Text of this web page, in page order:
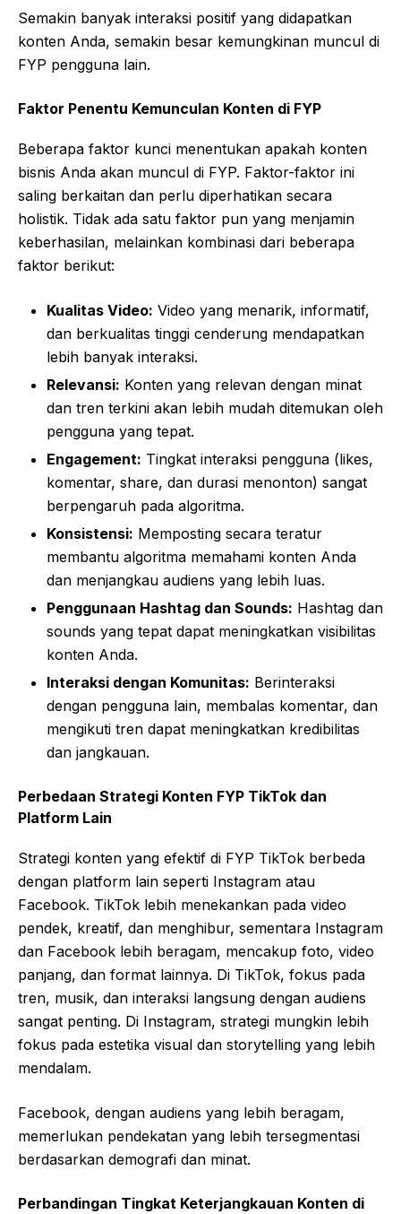
Semakin banyak interaksi positif yang didapatkan
konten Anda, semakin besar kemungkinan muncul di
FYP pengguna lain.
Faktor Penentu Kemunculan Konten di FYP
Beberapa faktor kunci menentukan apakah konten
bisnis Anda akan muncul di FYP. Faktor-faktor ini
saling berkaitan dan perlu diperhatikan secara
holistik. Tidak ada satu faktor pun yang menjamin
keberhasilan, melainkan kombinasi dari beberapa
faktor berikut:
Kualitas Video: Video yang menarik, informatif,
dan berkualitas tinggi cenderung mendapatkan
lebih banyak interaksi.
Relevansi: Konten yang relevan dengan minat
dan tren terkini akan lebih mudah ditemukan oleh
pengguna yang tepat.
Engagement: Tingkat interaksi pengguna (likes,
komentar, share, dan durasi menonton) sangat
berpengaruh pada algoritma.
Konsistensi: Memposting secara teratur
membantu algoritma memahami konten Anda
dan menjangkau audiens yang lebih luas.
Penggunaan Hashtag dan Sounds: Hashtag dan
sounds yang tepat dapat meningkatkan visibilitas
konten Anda.
Interaksi dengan Komunitas: Berinteraksi
dengan pengguna lain, membalas komentar, dan
mengikuti tren dapat meningkatkan kredibilitas
dan jangkauan.
Perbedaan Strategi Konten FYP TikTok dan
Platform Lain
Strategi konten yang efektif di FYP TikTok berbeda
dengan platform lain seperti Instagram atau
Facebook. TikTok lebih menekankan pada video
pendek, kreatif, dan menghibur, sementara Instagram
dan Facebook lebih beragam, mencakup foto, video
panjang, dan format lainnya. Di TikTok, fokus pada
tren, musik, dan interaksi langsung dengan audiens
sangat penting. Di Instagram, strategi mungkin lebih
fokus pada estetika visual dan storytelling yang lebih
mendalam.
Facebook, dengan audiens yang lebih beragam,
memerlukan pendekatan yang lebih tersegmentasi
berdasarkan demografi dan minat.
Perbandingan Tingkat Keterjangkauan Konten di